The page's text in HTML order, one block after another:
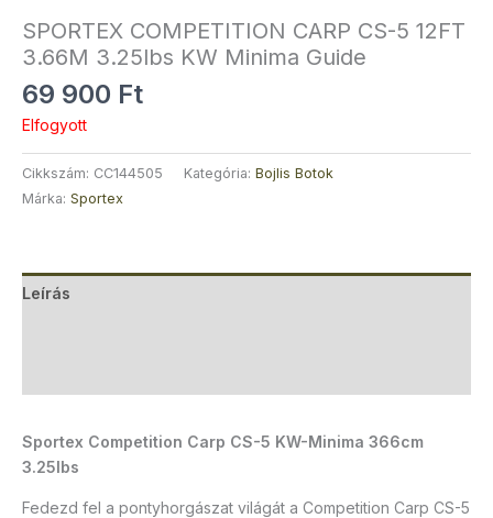
SPORTEX COMPETITION CARP CS-5 12FT
3.66M 3.25lbs KW Minima Guide
69 900 Ft
Elfogyott
Cikkszám: CC144505 Kategória: Bojlis Botok
Márka: Sportex
Leírás
Sportex Competition Carp CS-5 KW-Minima 366cm
3.25lbs
Fedezd fel a pontyhorgászat világát a Competition Carp CS-5